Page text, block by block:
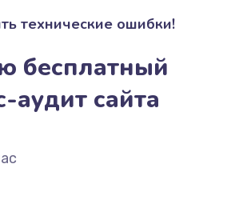
технические ошибки!
бесплатный
аудит сайта